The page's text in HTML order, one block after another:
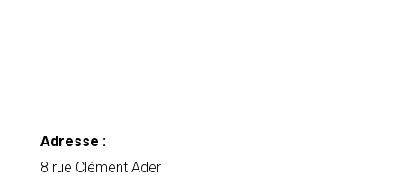
Adresse :
8 rue Clément Ader